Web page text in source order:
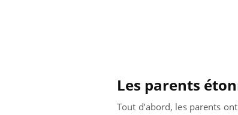
Les parents
Tout d’abord, les parents